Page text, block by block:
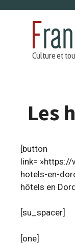
Les
[button
link=
hotels-en-
hôtels en
[su_spacer]
[one]